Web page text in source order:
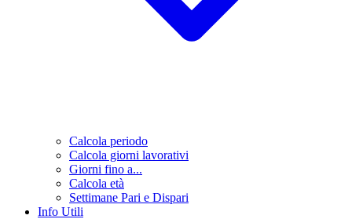
Calcola periodo
Calcola giorni lavorativi
Giorni fino a...
Calcola età
Settimane Pari e Dispari
Info Utili